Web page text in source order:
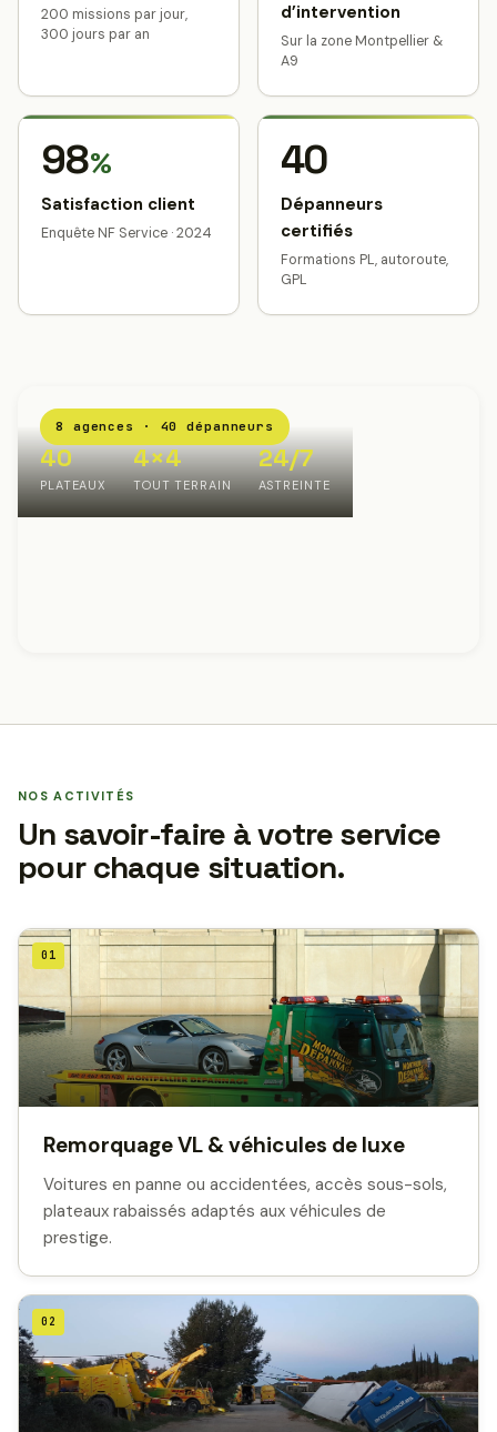
200 missions par jour,
300 jours par an
d’intervention
Sur la zone Montpellier &
A9
98%
Satisfaction client
Enquête NF Service · 2024
40
Dépanneurs
certifiés
Formations PL, autoroute,
GPL
8 agences · 40 dépanneurs
40
PLATEAUX
4×4
TOUT TERRAIN
24/7
ASTREINTE
NOS ACTIVITÉS
Un savoir-faire à votre service
pour chaque situation.
01
Remorquage VL & véhicules de luxe
Voitures en panne ou accidentées, accès sous-sols,
plateaux rabaissés adaptés aux véhicules de
prestige.
02